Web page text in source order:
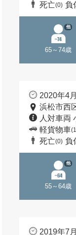
死亡(0) 負
65～74歳
他
2020年4
浜松市西
人対車両
軽貨物車
死亡(0) 負
55～64歳
他
2019年7